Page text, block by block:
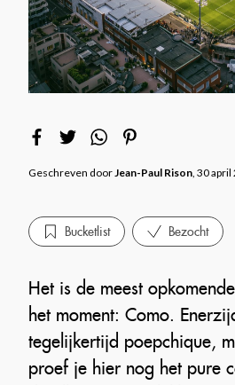
Geschreven doorJean-Paul Rison, 30 april
Bucketlist Bezocht
Het is de meest
het moment: Como.
tegelijkertijd poepchique,
proef je hier nog het pure